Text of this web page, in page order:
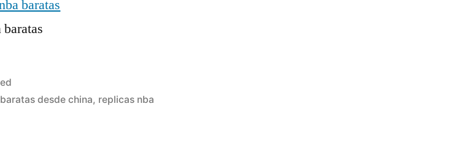
desde china, replicas nba